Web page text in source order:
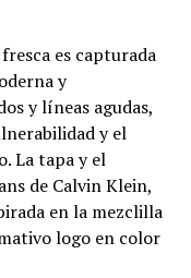
es capturada
y
y líneas agudas,
y el
La tapa y el
de Calvin Klein,
en la mezclilla
logo en color